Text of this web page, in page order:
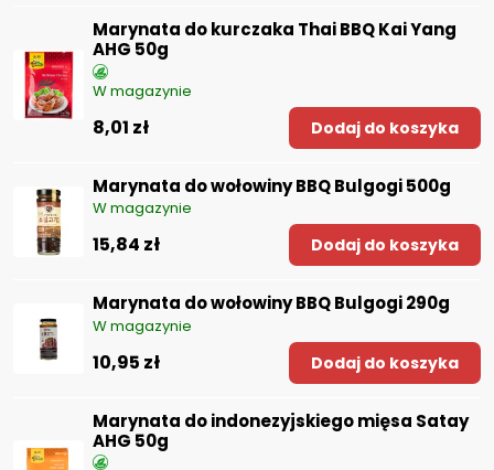
Marynata do kurczaka Thai BBQ Kai Yang
AHG 50g
W magazynie
8,01 zł Dodaj do koszyka
Marynata do wołowiny BBQ Bulgogi 500g
W magazynie
15,84 zł Dodaj do koszyka
Marynata do wołowiny BBQ Bulgogi 290g
W magazynie
10,95 zł Dodaj do koszyka
Marynata do indonezyjskiego mięsa Satay
AHG 50g